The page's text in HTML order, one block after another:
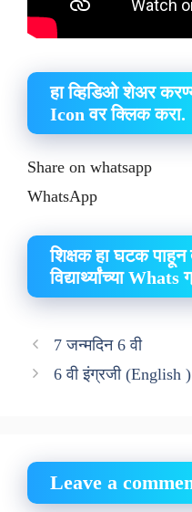
हा व्हिडिओ शेअर
Icon वर क्लिक करा.
Share on whatsapp
WhatsApp
शिक्षक हा घटक पाहून
विद्यार्थ्यांच्या
7 जन्मदिन 6 वी
6 वी इंग्रजी (English
Leave a